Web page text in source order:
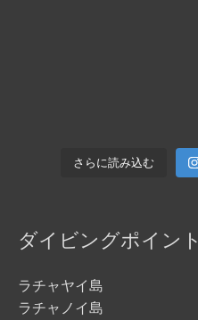
さらに読み込む
ダイビングポイント
ラチャヤイ島
ラチャノイ島